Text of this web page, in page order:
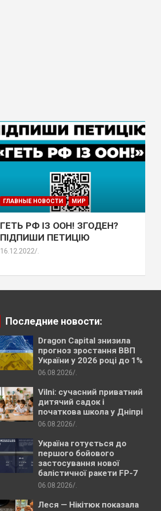
ГЛАВНЫЕ НОВОСТИ МИР
ГЕТЬ РФ ІЗ ООН! ЗГОДЕН?
ПІДПИШИ ПЕТИЦІЮ
16.12.2022 .
Последние новости:
Dragon Capital знизила
прогноз зростання ВВП
України у 2026 році до 1%
06.08.2026 .
Vilni: сучасний приватний
дитячий садок і
початкова школа у Дніпрі
06.08.2026 .
Україна готується до
першого бойового
застосування нової
балістичної ракети FP-7
06.08.2026 .
Леся — Нікітюк показала